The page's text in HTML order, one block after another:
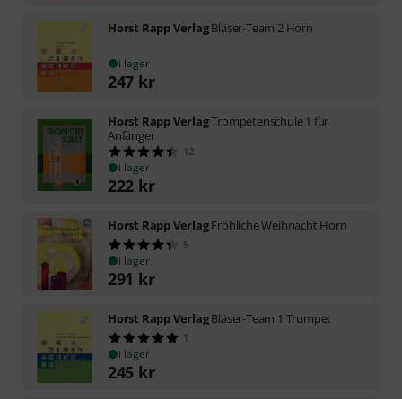
Horst Rapp VerlagBläser-Team 2 Horn
i lager
247 kr
Horst Rapp VerlagTrompetenschule 1 für
Anfänger
12
i lager
222 kr
Horst Rapp VerlagFröhliche Weihnacht Horn
5
i lager
291 kr
Horst Rapp VerlagBläser-Team 1 Trumpet
1
i lager
245 kr